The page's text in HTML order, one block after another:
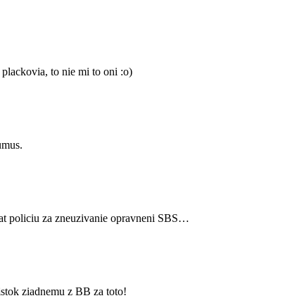
plackovia, to nie mi to oni :o)
policiu za zneuzivanie opravneni SBS…
ziadnemu z BB za toto!